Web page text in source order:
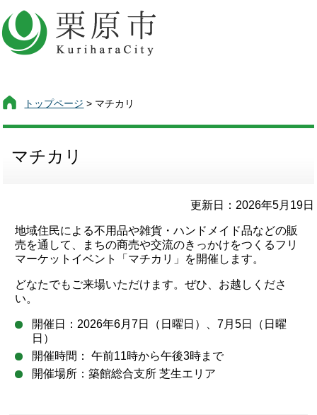
トップページ > マチカリ
マチカリ
更新日：2026年5月19日
地域住民による不用品や雑貨・ハンドメイド品などの販
売を通して、まちの商売や交流のきっかけをつくるフリ
マーケットイベント「マチカリ」を開催します。
どなたでもご来場いただけます。ぜひ、お越しくださ
い。
開催日：2026年6月7日（日曜日）、7月5日（日曜
日）
開催時間： 午前11時から午後3時まで
開催場所：築館総合支所 芝生エリア